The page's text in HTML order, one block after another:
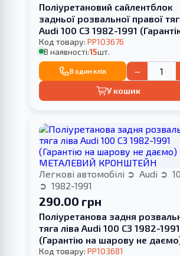
Поліуретановий сайлентблок
задньої розвальної правої
Audi 100 С3 1982-1991
на шарову не даємо)
Код товару:PP103676
В наявності:15шт.
В один клік −
У кошик
Легкові автомобілі Audi
1982-1991
290.00 грн
Поліуретанова задня
тяга ліва Audi 100 С3 1982-1991
(Гарантію на шарову не
МЕТАЛЕВИЙ КРОНШТЕЙН
Код товару:PP103681